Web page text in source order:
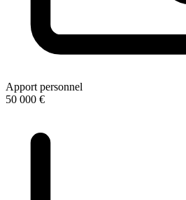
Apport personnel
50 000 €